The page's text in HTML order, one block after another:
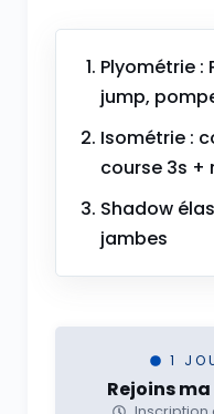
Plyométrie :
jump,
Isométrie :
course 3s
Shadow
jambes
1
Rejoins